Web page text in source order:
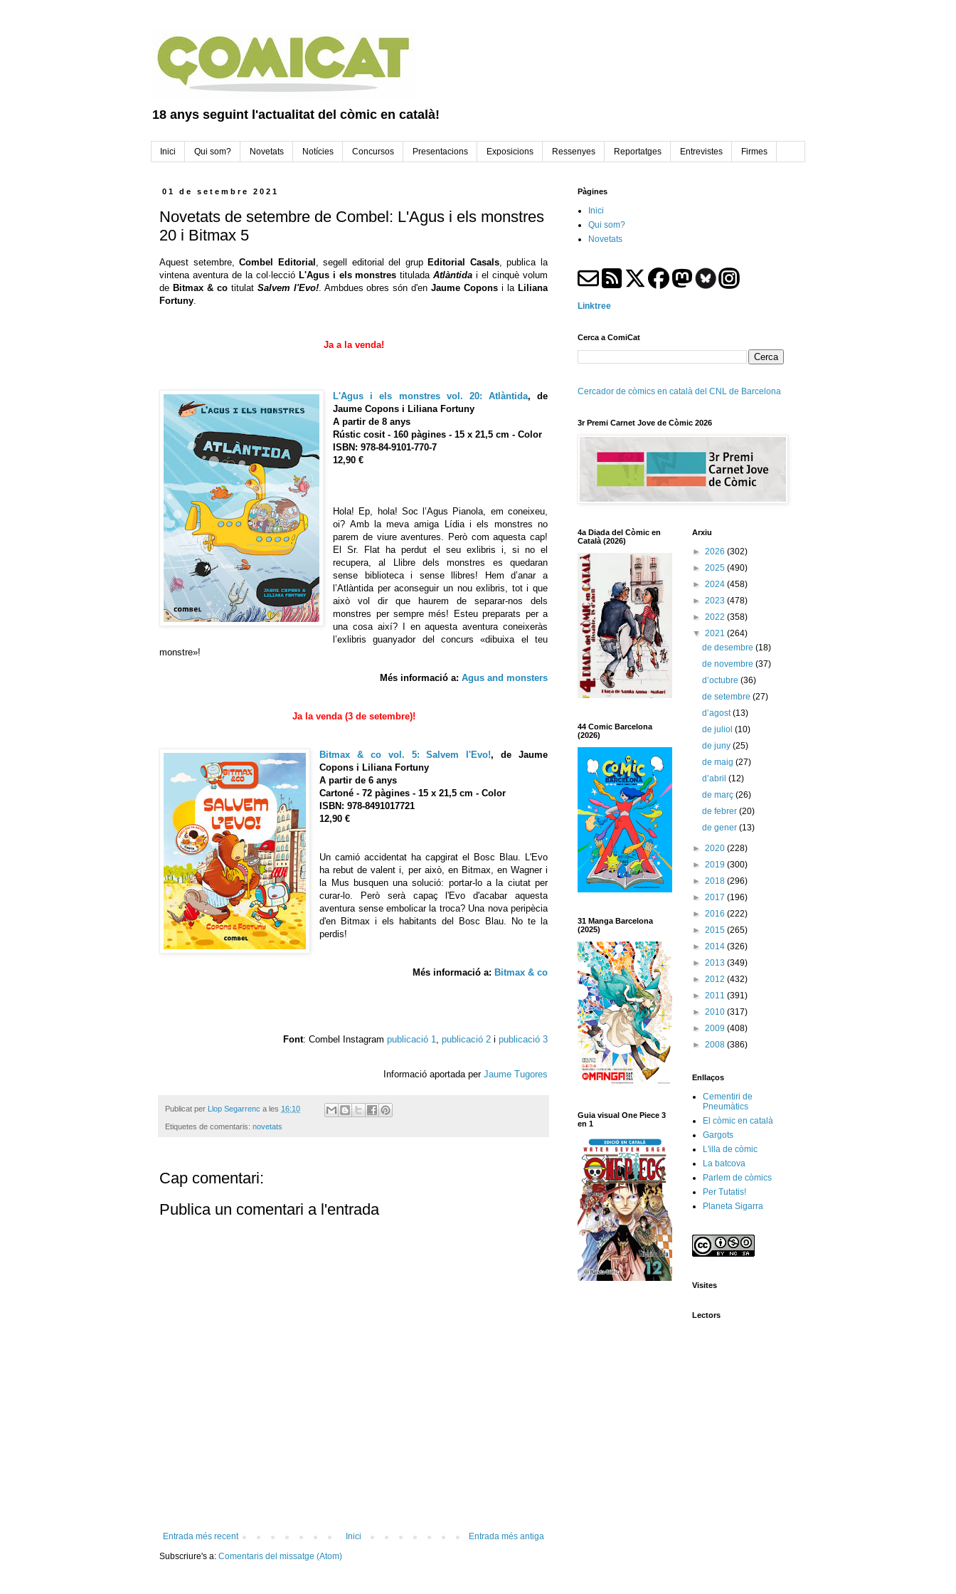
18 anys seguint l'actualitat del còmic en català!
Inici Qui som? Novetats Notícies Concursos Presentacions Exposicions Ressenyes Reportatges Entrevistes Firmes
01 de setembre 2021
Novetats de setembre de Combel: L'Agus i els monstres
20 i Bitmax 5
Aquest setembre,Combel Editorial , segell editorial del grupEditorial Casals, publica la
vintena aventura de la col·lecció L'Agus i els monstres tituladaAtlàntida i el cinquè volum
de Bitmax & cotitulat Salvem l'Evo!. Ambdues obres són d'enJaume Copons i la Liliana
Fortuny.
Ja a la venda!
L'Agus i els monstres vol. 20: Atlàntida, de
Jaume Copons i Liliana Fortuny
A partir de 8 anys
Rústic cosit - 160 pàgines - 15 x 21,5 cm - Color
ISBN: 978-84-9101-770-7
12,90 €
Hola! Ep, hola! Soc l’Agus Pianola, em coneixeu,
oi? Amb la meva amiga Lídia i els monstres no
parem de viure aventures. Però com aquesta cap!
El Sr. Flat ha perdut el seu exlibris i, si no el
recupera, al Llibre dels monstres es quedaran
sense biblioteca i sense llibres! Hem d’anar a
l’Atlàntida per aconseguir un nou exlibris, tot i que
això vol dir que haurem de separar-nos dels
monstres per sempre més! Esteu preparats per a
una cosa així? I en aquesta aventura coneixeràs
l’exlibris guanyador del concurs «dibuixa el teu
monstre»!
Més informació a: Agus and monsters
Ja la venda (3 de setembre)!
Bitmax & co vol. 5: Salvem l'Evo!, de Jaume
Copons i Liliana Fortuny
A partir de 6 anys
Cartoné - 72 pàgines - 15 x 21,5 cm - Color
ISBN: 978-8491017721
12,90 €
Un camió accidentat ha capgirat el Bosc Blau. L'Evo
ha rebut de valent i, per això, en Bitmax, en Wagner i
la Mus busquen una solució: portar-lo a la ciutat per
curar-lo. Però serà capaç l'Evo d'acabar aquesta
aventura sense embolicar la troca? Una nova peripècia
d'en Bitmax i els habitants del Bosc Blau. No te la
perdis!
Més informació a: Bitmax & co
Font: Combel Instagram publicació 1, publicació 2 i publicació 3
Informació aportada per Jaume Tugores
Publicat per Llop Segarrenc a les 16:10
Etiquetes de comentaris: novetats
Cap comentari:
Publica un comentari a l'entrada
Entrada més recent Entrada més antiga
Inici
Subscriure's a: Comentaris del missatge (Atom)
Pàgines
Inici
Qui som?
Novetats
Linktree
Cerca a ComiCat
Cercador de còmics en català del CNL de Barcelona
3r Premi Carnet Jove de Còmic 2026
4a Diada del Còmic en
Català (2026)
44 Comic Barcelona
(2026)
31 Manga Barcelona
(2025)
Guia visual One Piece 3
en 1
Arxiu
► 2026 (302)
► 2025 (490)
► 2024 (458)
► 2023 (478)
► 2022 (358)
▼ 2021 (264)
de desembre(18)
de novembre(37)
d’octubre(36)
de setembre(27)
d’agost(13)
de juliol(10)
de juny(25)
de maig(27)
d’abril(12)
de març(26)
de febrer(20)
de gener(13)
► 2020 (228)
► 2019 (300)
► 2018 (296)
► 2017 (196)
► 2016 (222)
► 2015 (265)
► 2014 (326)
► 2013 (349)
► 2012 (432)
► 2011 (391)
► 2010 (317)
► 2009 (408)
► 2008 (386)
Enllaços
Cementiri de
Pneumàtics
El còmic en català
Gargots
L'illa de còmic
La batcova
Parlem de còmics
Per Tutatis!
Planeta Sigarra
Visites
Lectors